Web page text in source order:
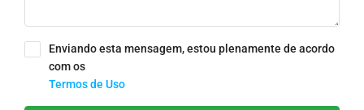
Enviando esta mensagem, estou plenamente de acordo
com os
Termos de Uso